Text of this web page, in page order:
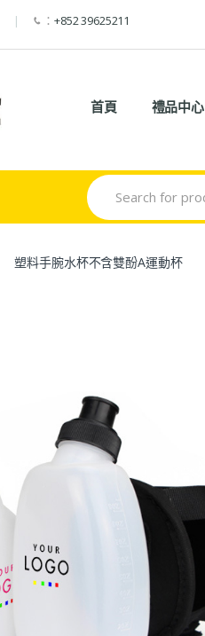
：+852 39625211
首頁 禮品中心
Search
for:
塑料手腕水杯不含雙酚A運動杯